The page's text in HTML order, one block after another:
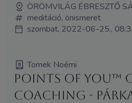
ÖRÖMVILÁG ÉBRESZTŐ
meditáció, önismeret
szombat, 2022-06-25.,
Tomek Noémi
Points of You™
coaching -